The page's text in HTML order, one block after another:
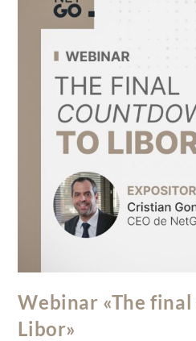
Webinar «The
Libor»